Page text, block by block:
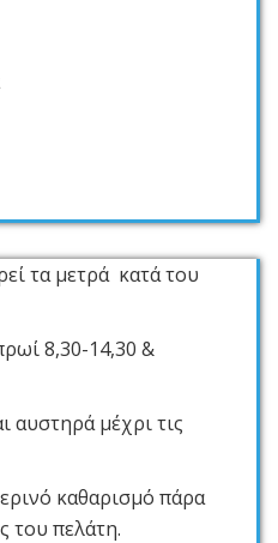
τα μετρά κατά του
8,30-14,30 &
αυστηρά μέχρι τις
καθαρισμό πάρα
του πελάτη.